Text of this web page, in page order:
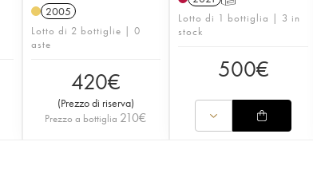
2005
Lotto di 2 bottiglie | 0
aste
420€
(Prezzo di riserva)
Prezzo a bottiglia 210€
Lotto di 1 bottiglia | 3 in
stock
500€